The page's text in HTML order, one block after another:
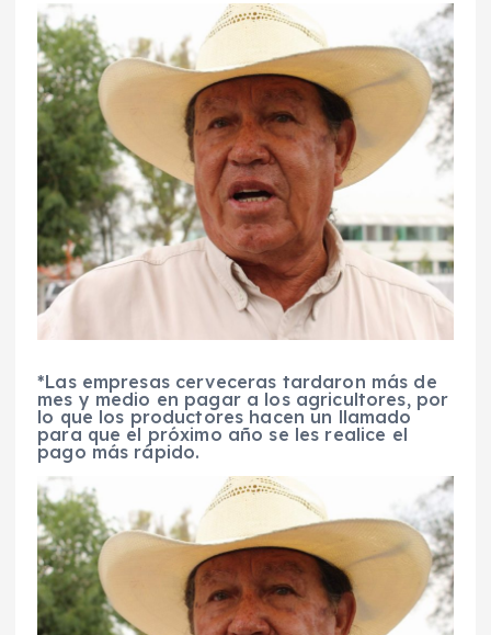
*Las empresas cerveceras tardaron más de
mes y medio en pagar a los agricultores, por
lo que los productores hacen un llamado
para que el próximo año se les realice el
pago más rápido.